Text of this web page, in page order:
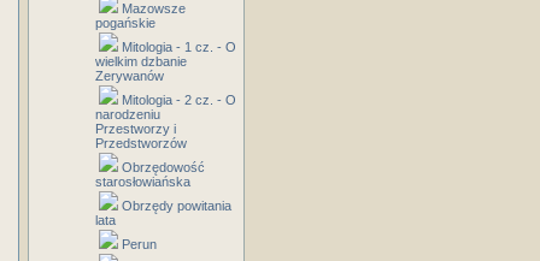
Mazowsze
pogańskie
Mitologia - 1 cz. - O
wielkim dzbanie
Zerywanów
Mitologia - 2 cz. - O
narodzeniu
Przestworzy i
Przedstworzów
Obrzędowość
starosłowiańska
Obrzędy powitania
lata
Perun